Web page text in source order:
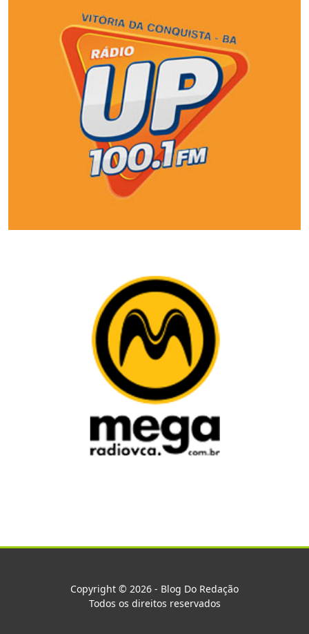
Copyright © 2026 - Blog Do Redação
Todos os direitos reservados